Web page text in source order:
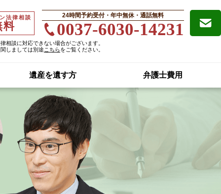
法律相談
料
24時間予約受付・年中無休・通話無料
0037-6030-14231
相談に対応できない場合がございます。
しましては別途 こちらをご覧ください。
遺産を遺す方 弁護士費用